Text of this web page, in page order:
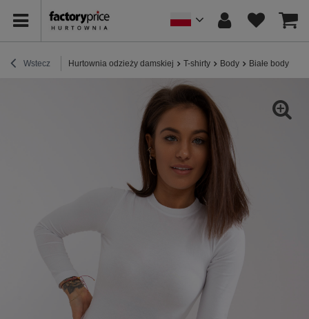
Wstecz Hurtownia odzieży damskiej T-shirty Body Białe body